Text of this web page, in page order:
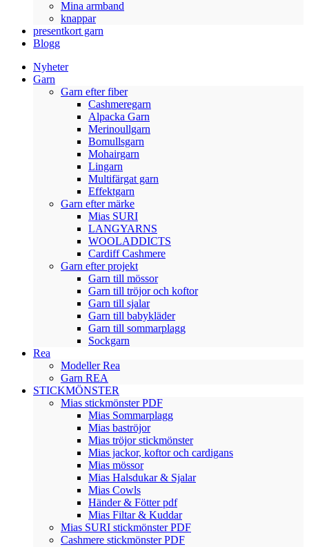
Mina armband
knappar
presentkort garn
Blogg
Nyheter
Garn
Garn efter fiber
Cashmeregarn
Alpacka Garn
Merinoullgarn
Bomullsgarn
Mohairgarn
Lingarn
Multifärgat garn
Effektgarn
Garn efter märke
Mias SURI
LANGYARNS
WOOLADDICTS
Cardiff Cashmere
Garn efter projekt
Garn till mössor
Garn till tröjor och koftor
Garn till sjalar
Garn till babykläder
Garn till sommarplagg
Sockgarn
Rea
Modeller Rea
Garn REA
STICKMÖNSTER
Mias stickmönster PDF
Mias Sommarplagg
Mias baströjor
Mias tröjor stickmönster
Mias jackor, koftor och cardigans
Mias mössor
Mias Halsdukar & Sjalar
Mias Cowls
Händer & Fötter pdf
Mias Filtar & Kuddar
Mias SURI stickmönster PDF
Cashmere stickmönster PDF